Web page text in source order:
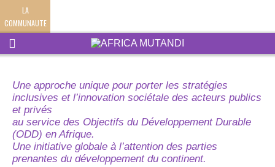
LA
COMMUNAUTE
Une approche unique pour porter les stratégies
inclusives et l’innovation sociétale des acteurs publics
et privés
au service des Objectifs du Développement Durable
(ODD) en Afrique.
Une initiative globale à l’attention des parties
prenantes du développement du continent.